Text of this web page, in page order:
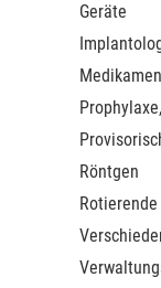
Geräte
Röntgen